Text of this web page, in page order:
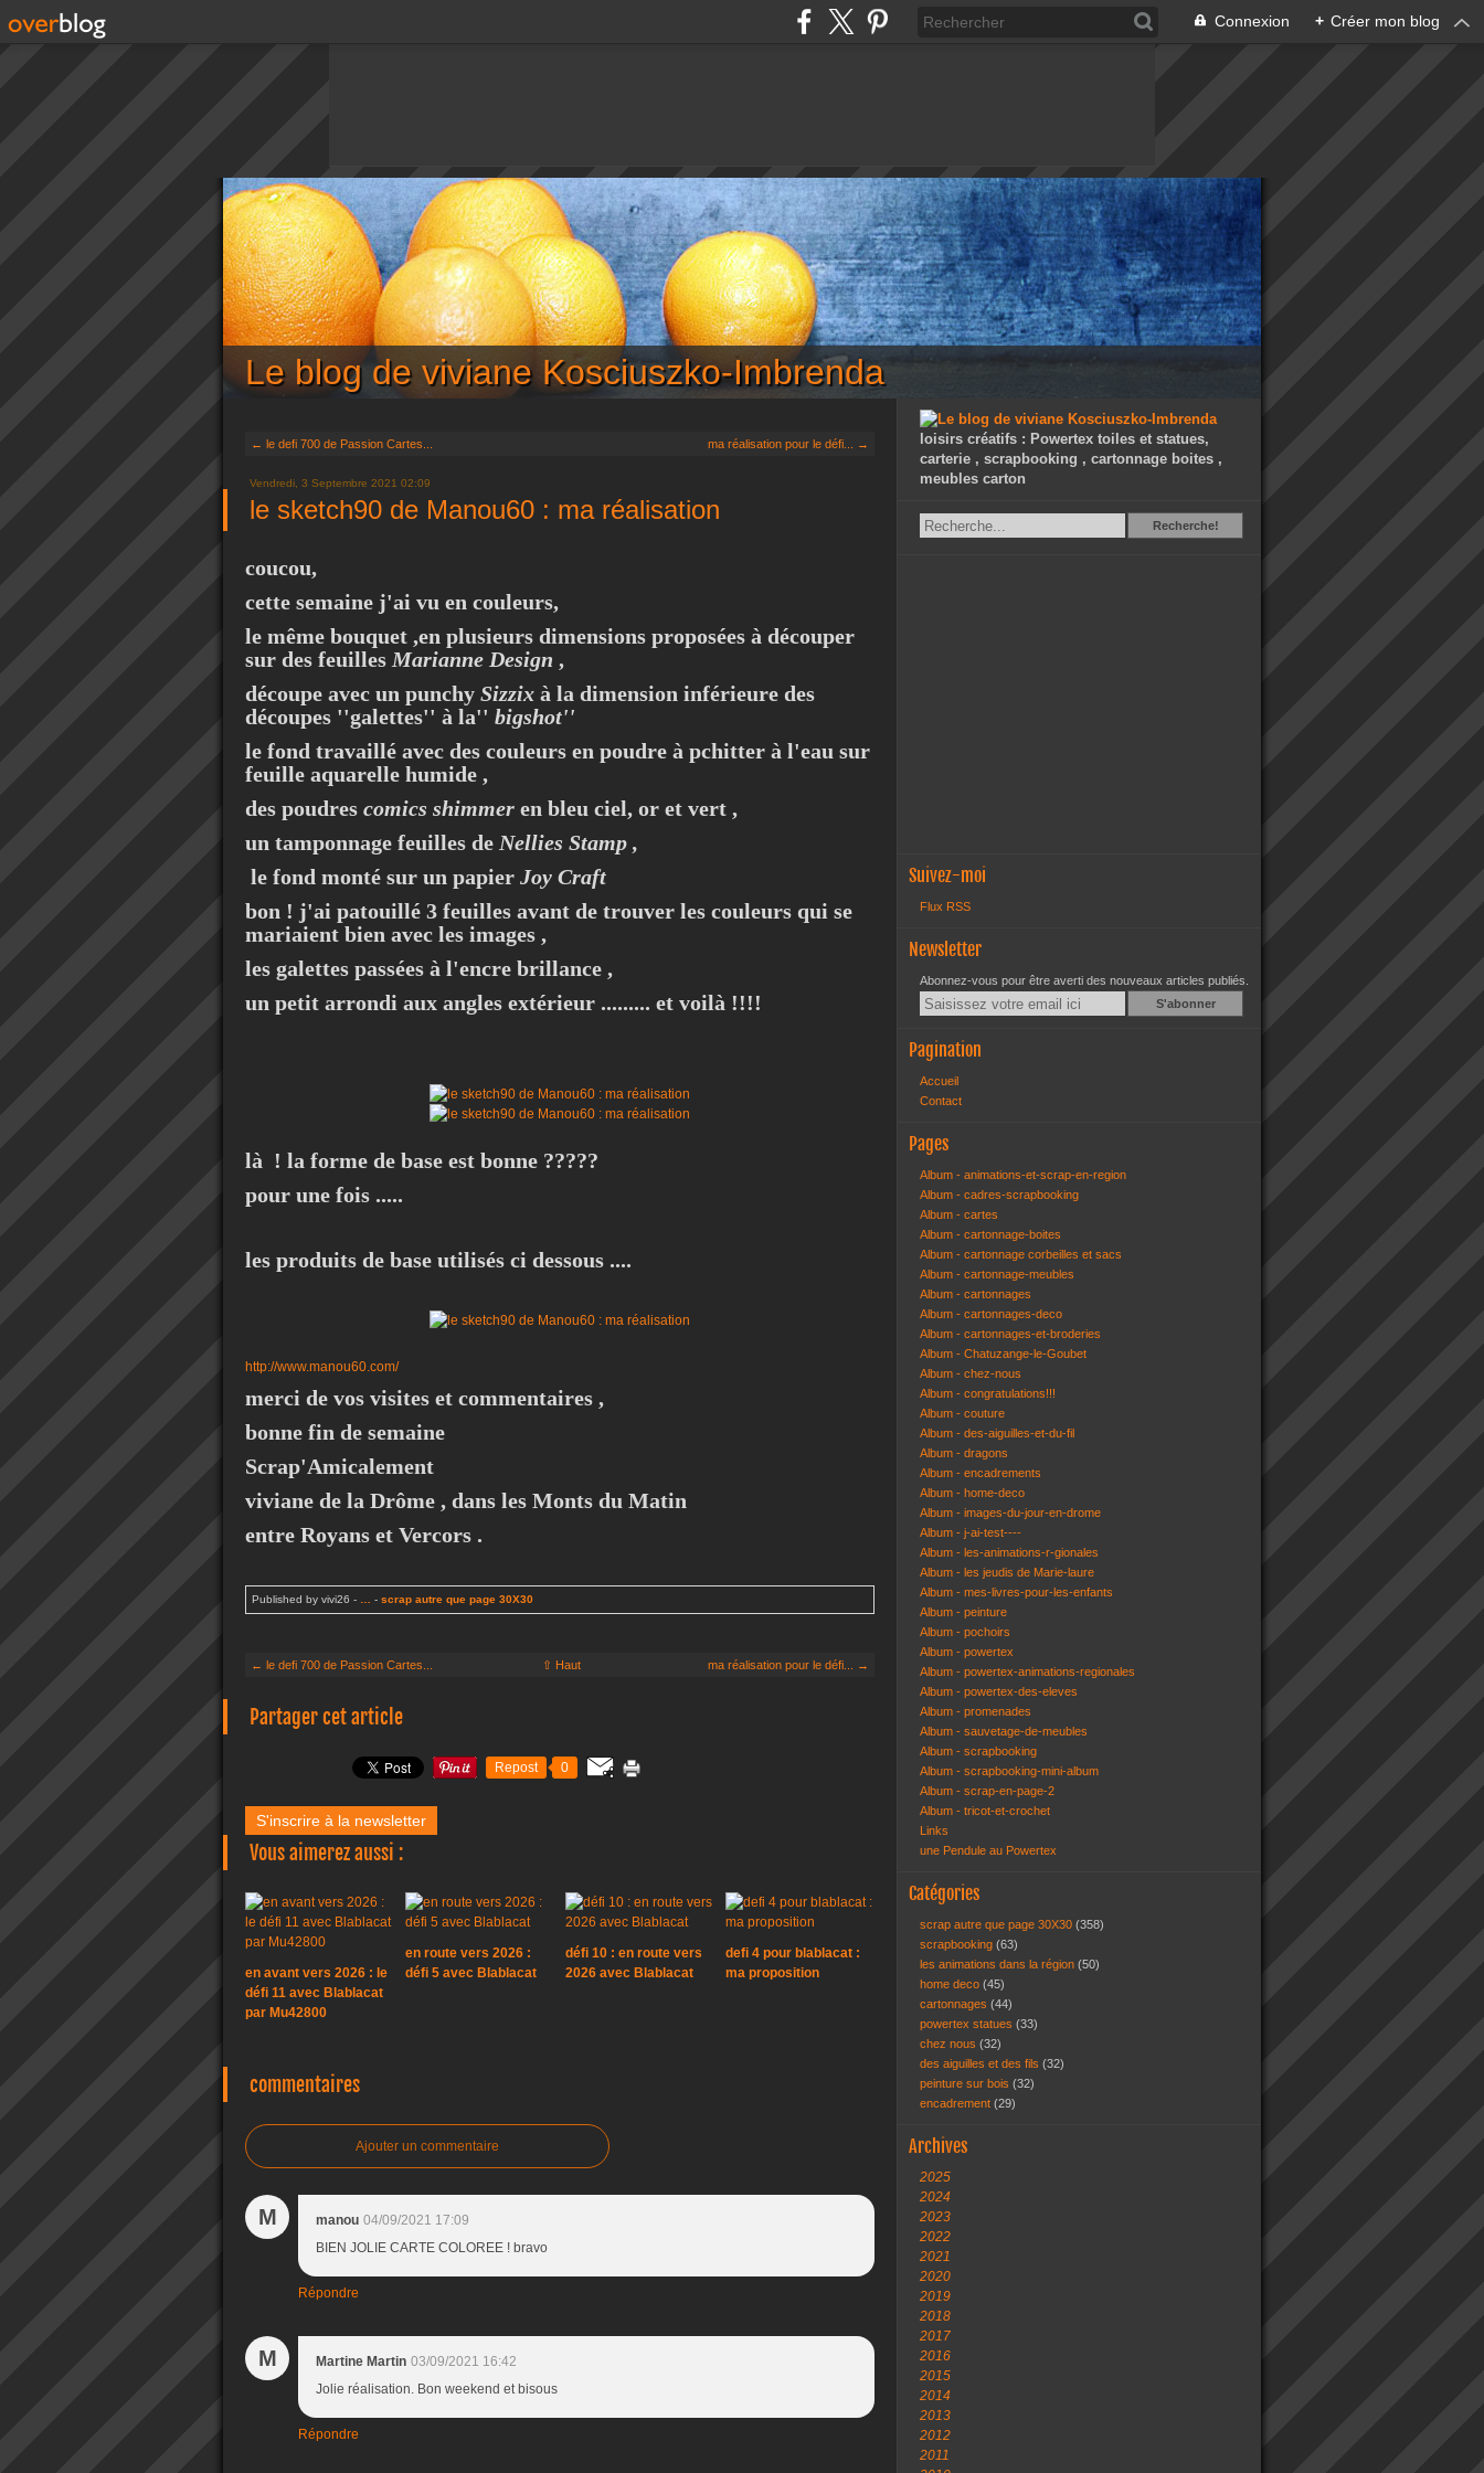
Connexion + Créer mon blog
Le blog de viviane Kosciuszko-Imbrenda
← le defi 700 de Passion Cartes... ma réalisation pour le défi... →
Vendredi, 3 Septembre 2021 02:09
le sketch90 de Manou60 : ma réalisation
coucou,
cette semaine j'ai vu en couleurs,
le même bouquet ,en plusieurs dimensions proposées à découper
sur des feuilles Marianne Design ,
découpe avec un punchy Sizzix à la dimension inférieure des
découpes ''galettes'' à la'' bigshot''
le fond travaillé avec des couleurs en poudre à pchitter à l'eau sur
feuille aquarelle humide ,
des poudres comics shimmer en bleu ciel, or et vert ,
un tamponnage feuilles de Nellies Stamp ,
le fond monté sur un papier Joy Craft
bon ! j'ai patouillé 3 feuilles avant de trouver les couleurs qui se
mariaient bien avec les images ,
les galettes passées à l'encre brillance ,
un petit arrondi aux angles extérieur ......... et voilà !!!!
là ! la forme de base est bonne ?????
pour une fois .....
les produits de base utilisés ci dessous ....
http://www.manou60.com/
merci de vos visites et commentaires ,
bonne fin de semaine
Scrap'Amicalement
viviane de la Drôme , dans les Monts du Matin
entre Royans et Vercors .
Published by vivi26 - - scrap autre que page 30X30
← le defi 700 de Passion Cartes... ⇧ Haut ma réalisation pour le défi... →
Partager cet article
Repost 0
S'inscrire à la newsletter
Vous aimerez aussi :
en avant vers 2026 : le
défi 11 avec Blablacat
par Mu42800
en route vers 2026 :
défi 5 avec Blablacat
défi 10 : en route vers
2026 avec Blablacat
defi 4 pour blablacat :
ma proposition
commentaires
Ajouter un commentaire
M manou 04/09/2021 17:09
BIEN JOLIE CARTE COLOREE ! bravo
Répondre
M Martine Martin 03/09/2021 16:42
Jolie réalisation. Bon weekend et bisous
Répondre
loisirs créatifs : Powertex toiles et statues,
carterie , scrapbooking , cartonnage boites ,
meubles carton
RechercheRecherche!
Suivez-moi
Flux RSS
Newsletter
Abonnez-vous pour être averti des nouveaux articles publiés.
Email
Pagination
Accueil
Contact
Pages
Album - animations-et-scrap-en-region
Album - cadres-scrapbooking
Album - cartes
Album - cartonnage-boites
Album - cartonnage corbeilles et sacs
Album - cartonnage-meubles
Album - cartonnages
Album - cartonnages-deco
Album - cartonnages-et-broderies
Album - Chatuzange-le-Goubet
Album - chez-nous
Album - congratulations!!!
Album - couture
Album - des-aiguilles-et-du-fil
Album - dragons
Album - encadrements
Album - home-deco
Album - images-du-jour-en-drome
Album - j-ai-test----
Album - les-animations-r-gionales
Album - les jeudis de Marie-laure
Album - mes-livres-pour-les-enfants
Album - peinture
Album - pochoirs
Album - powertex
Album - powertex-animations-regionales
Album - powertex-des-eleves
Album - promenades
Album - sauvetage-de-meubles
Album - scrapbooking
Album - scrapbooking-mini-album
Album - scrap-en-page-2
Album - tricot-et-crochet
Links
une Pendule au Powertex
Catégories
scrap autre que page 30X30 (358)
scrapbooking (63)
les animations dans la région (50)
home deco (45)
cartonnages (44)
powertex statues (33)
chez nous (32)
des aiguilles et des fils (32)
peinture sur bois (32)
encadrement (29)
Archives
2025
2024
2023
2022
2021
2020
2019
2018
2017
2016
2015
2014
2013
2012
2011